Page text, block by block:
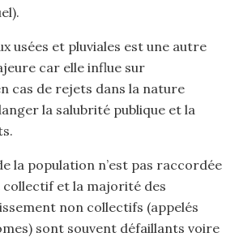
usées et pluviales est une autre
car elle influe sur
cas de rejets dans la nature
la salubrité publique et la
la population n’est pas raccordée
collectif et la majorité des
non collectifs (appelés
sont souvent défaillants voire